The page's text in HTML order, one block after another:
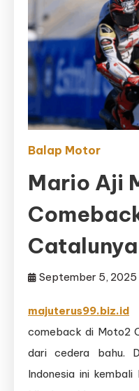
Balap Motor
Mario Aji
September 5, 2025
majuterus99.biz.id
comeback di Moto2
dari cedera bahu.
Indonesia ini